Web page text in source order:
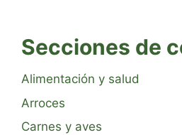
Secciones de
Alimentación y salud
Arroces
Carnes y aves